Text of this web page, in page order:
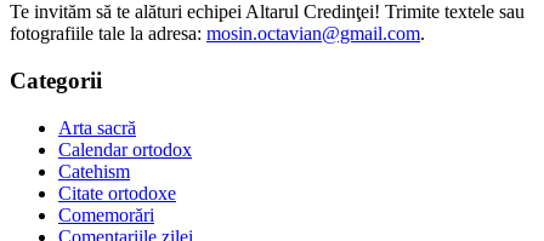
Te invităm să te alături echipei Altarul Credinţei! Trimite textele sau
fotografiile tale la adresa: mosin.octavian@gmail.com.
Categorii
Arta sacră
Calendar ortodox
Catehism
Citate ortodoxe
Comemorări
Comentariile zilei